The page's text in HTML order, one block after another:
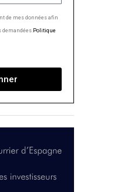
de mes données afin
demandées.Politique